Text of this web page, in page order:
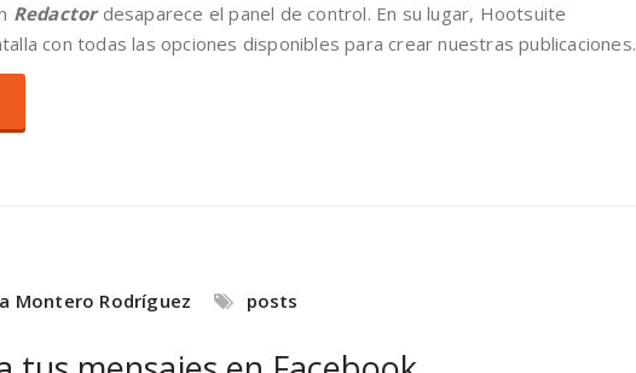
Redactor desaparece el panel de control. En su lugar, Hootsuite
con todas las opciones disponibles para crear nuestras publicaciones.
Montero Rodríguez posts